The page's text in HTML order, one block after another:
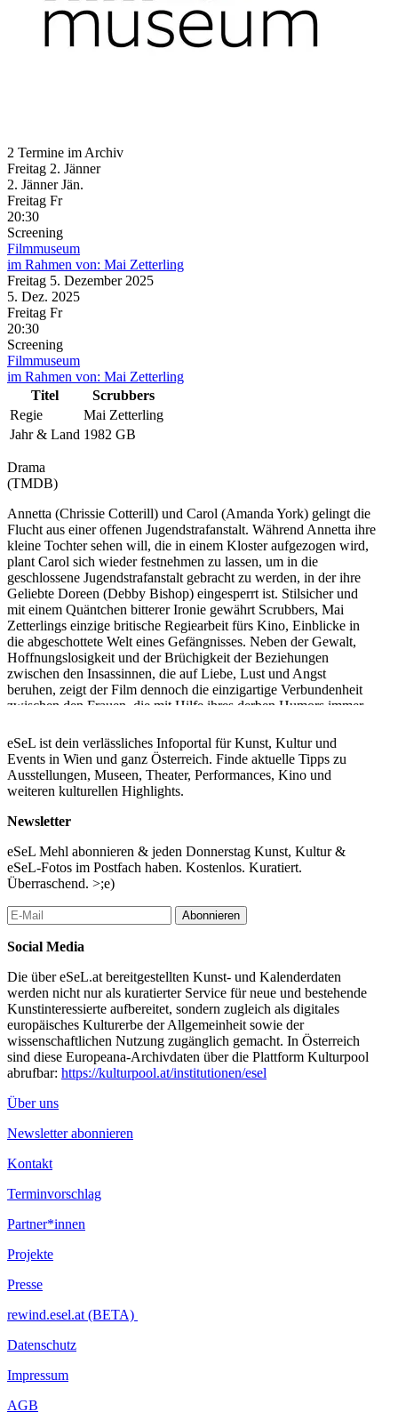
2 Termine im Archiv
Freitag 2. Jänner
2. Jänner Jän.
Freitag Fr
20:30
Screening
Filmmuseum
im Rahmen von: Mai Zetterling
Freitag 5. Dezember 2025
5. Dez. 2025
Freitag Fr
20:30
Screening
Filmmuseum
im Rahmen von: Mai Zetterling
Titel
Scrubbers
Regie
Mai Zetterling
Jahr & Land 1982 GB
Drama
(TMDB)
Annetta (Chrissie Cotterill) und Carol (Amanda York) gelingt die
Flucht aus einer offenen Jugendstrafanstalt. Während Annetta ihre
kleine Tochter sehen will, die in einem Kloster aufgezogen wird,
plant Carol sich wieder festnehmen zu lassen, um in die
geschlossene Jugendstrafanstalt gebracht zu werden, in der ihre
Geliebte Doreen (Debby Bishop) eingesperrt ist. Stilsicher und
mit einem Quäntchen bitterer Ironie gewährt Scrubbers, Mai
Zetterlings einzige britische Regiearbeit fürs Kino, Einblicke in
die abgeschottete Welt eines Gefängnisses. Neben der Gewalt,
Hoffnungslosigkeit und der Brüchigkeit der Beziehungen
zwischen den Insassinnen, die auf Liebe, Lust und Angst
beruhen, zeigt der Film dennoch die einzigartige Verbundenheit
zwischen den Frauen, die mit Hilfe ihres derben Humors immer
Gittern zu ertragen. (E.S.)
...Mehr lesen
eSeL ist dein verlässliches Infoportal für Kunst, Kultur und
Events in Wien und ganz Österreich. Finde aktuelle Tipps zu
Ausstellungen, Museen, Theater, Performances, Kino und
weiteren kulturellen Highlights.
Newsletter
eSeL Mehl abonnieren & jeden Donnerstag Kunst, Kultur &
eSeL-Fotos im Postfach haben. Kostenlos. Kuratiert.
Überraschend. >;e)
Abonnieren
Social Media
Die über eSeL.at bereitgestellten Kunst- und Kalenderdaten
werden nicht nur als kuratierter Service für neue und bestehende
Kunstinteressierte aufbereitet, sondern zugleich als digitales
europäisches Kulturerbe der Allgemeinheit sowie der
wissenschaftlichen Nutzung zugänglich gemacht. In Österreich
sind diese Europeana-Archivdaten über die Plattform Kulturpool
abrufbar: https://kulturpool.at/institutionen/esel
Über uns
Newsletter abonnieren
Kontakt
Terminvorschlag
Partner*innen
Projekte
Presse
rewind.esel.at (BETA)
Datenschutz
Impressum
AGB